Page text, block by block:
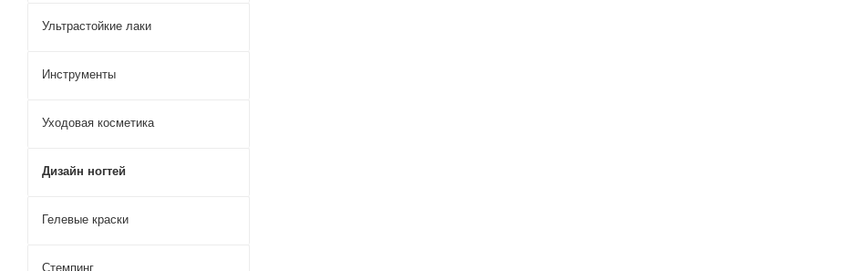
Ультрастойкие лаки
Инструменты
Уходовая косметика
Дизайн ногтей
Гелевые краски
Стемпинг